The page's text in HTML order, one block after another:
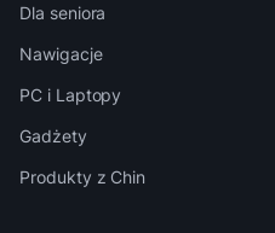
Dla seniora
Nawigacje
PC i Laptopy
Gadżety
Produkty z Chin